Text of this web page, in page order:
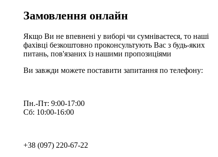
Замовлення онлайн
Якщо Ви не впевнені у виборі чи сумніваєтеся, то наші
фахівці безкоштовно проконсультують Вас з будь-яких
питань, пов'язаних із нашими пропозиціями
Ви завжди можете поставити запитання по телефону:
Пн.-Пт: 9:00-17:00
Сб: 10:00-16:00
+38 (097) 220-67-22